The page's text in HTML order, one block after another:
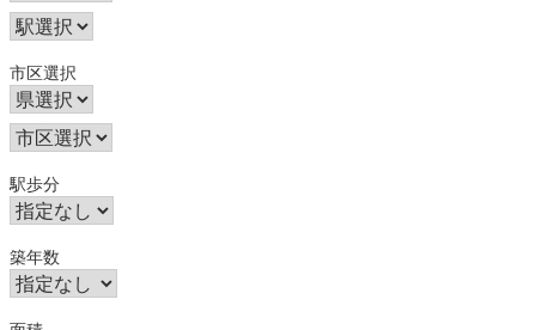
市区選択
駅歩分
築年数